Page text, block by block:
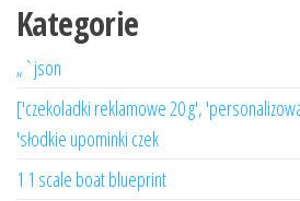
Kategorie
„`json
['czekoladki reklamowe 20 g',
'słodkie upominki czek
1 1 scale boat blueprint